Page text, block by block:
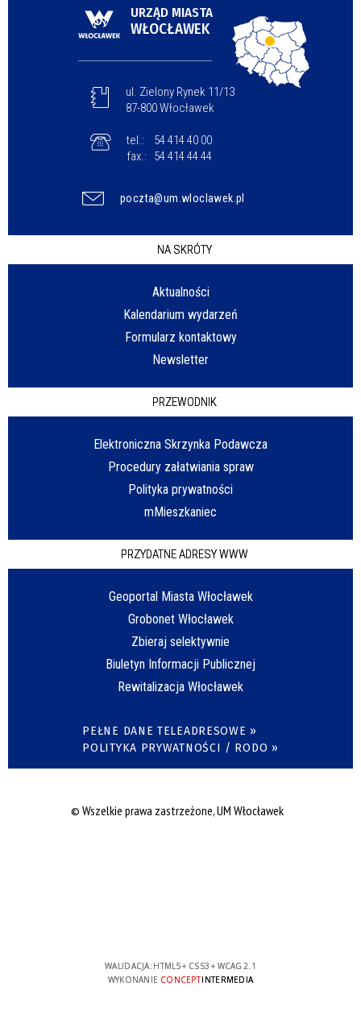
URZĄD MIASTA
WŁOCŁAWEK
ul. Zielony Rynek 11/13
87-800 Włocławek
tel.:
54 414 40 00
fax.:
54 414 44 44
poczta@um.wloclawek.pl
NA SKRÓTY
Aktualności
Kalendarium wydarzeń
Formularz kontaktowy
Newsletter
PRZEWODNIK
Elektroniczna Skrzynka Podawcza
Procedury załatwiania spraw
Polityka prywatności
mMieszkaniec
PRZYDATNE ADRESY WWW
Geoportal Miasta Włocławek
Grobonet Włocławek
Zbieraj selektywnie
Biuletyn Informacji Publicznej
Rewitalizacja Włocławek
PEŁNE DANE TELEADRESOWE »
POLITYKA PRYWATNOŚCI / RODO »
© Wszelkie prawa zastrzeżone, UM Włocławek
WALIDACJA: HTML5+ CSS3 + WCAG 2.1
WYKONANIE CONCEPTINTERMEDIA